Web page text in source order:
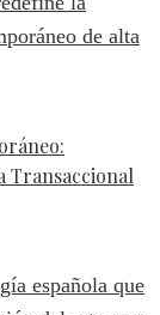
Transaccional